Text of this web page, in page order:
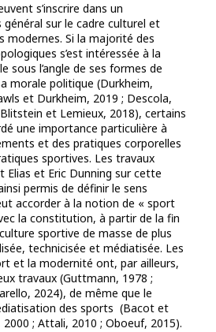
s’inscrire dans un
sur le cadre culturel et
modernes. Si la majorité des
s’est intéressée à la
sous l’angle de ses formes de
morale politique (Durkheim,
et Durkheim, 2019 ; Descola,
et Lemieux, 2018), certains
une importance particulière à
et des pratiques corporelles
sportives. Les travaux
Elias et Eric Dunning sur cette
permis de définir le sens
accorder à la notion de « sport
la constitution, à partir de la fin
sportive de masse de plus
technicisée et médiatisée. Les
et la modernité ont, par ailleurs,
travaux (Guttmann, 1978 ;
2024), de même que le
des sports (Bacot et
2000 ; Attali, 2010 ; Oboeuf, 2015).